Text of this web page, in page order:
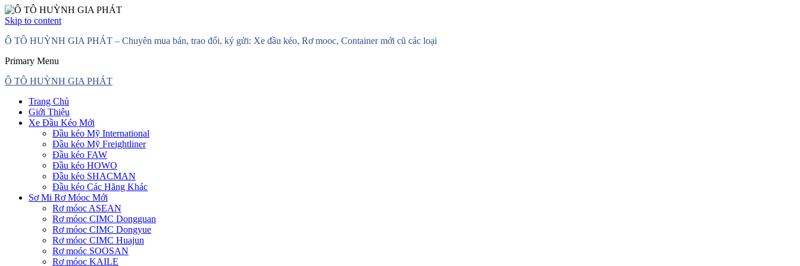
Skip to content
Ô TÔ HUỲNH GIA PHÁT – Chuyên mua bán, trao đổi, ký gửi: Xe đầu kéo, Rơ mooc, Container mới cũ các loại
Primary Menu
Ô TÔ HUỲNH GIA PHÁT
Trang Chủ
Giới Thiệu
Xe Đầu Kéo Mới
Đầu kéo Mỹ International
Đầu kéo Mỹ Freightliner
Đầu kéo FAW
Đầu kéo HOWO
Đầu kéo SHACMAN
Đầu kéo Các Hãng Khác
Sơ Mi Rơ Móoc Mới
Rơ móoc ASEAN
Rơ móoc CIMC Dongguan
Rơ móoc CIMC Dongyue
Rơ móoc CIMC Huajun
Rơ moóc SOOSAN
Rơ móoc KAILE